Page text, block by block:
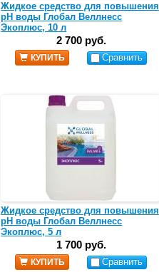
Жидкое средство для повышения
pH воды Глобал Веллнесс
Экоплюс, 10 л
2 700 руб.
КУПИТЬ Сравнить
Жидкое средство для повышения
pH воды Глобал Веллнесс
Экоплюс, 5 л
1 700 руб.
КУПИТЬ Сравнить